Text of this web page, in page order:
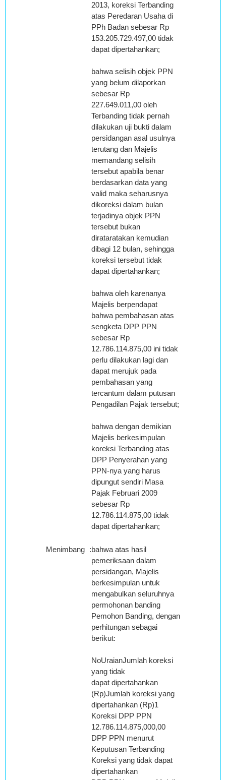
2013, koreksi Terbanding
atas Peredaran Usaha di
PPh Badan sebesar Rp
153.205.729.497,00 tidak
dapat dipertahankan;
bahwa selisih objek PPN
yang belum dilaporkan
sebesar Rp
227.649.011,00 oleh
Terbanding tidak pernah
dilakukan uji bukti dalam
persidangan asal usulnya
terutang dan Majelis
memandang selisih
tersebut apabila benar
berdasarkan data yang
valid maka seharusnya
dikoreksi dalam bulan
terjadinya objek PPN
tersebut bukan
dirataratakan kemudian
dibagi 12 bulan, sehingga
koreksi tersebut tidak
dapat dipertahankan;
bahwa oleh karenanya
Majelis berpendapat
bahwa pembahasan atas
sengketa DPP PPN
sebesar Rp
12.786.114.875,00 ini tidak
perlu dilakukan lagi dan
dapat merujuk pada
pembahasan yang
tercantum dalam putusan
Pengadilan Pajak tersebut;
bahwa dengan demikian
Majelis berkesimpulan
koreksi Terbanding atas
DPP Penyerahan yang
PPN-nya yang harus
dipungut sendiri Masa
Pajak Februari 2009
sebesar Rp
12.786.114.875,00 tidak
dapat dipertahankan;
Menimbang :bahwa atas hasil
pemeriksaan dalam
persidangan, Majelis
berkesimpulan untuk
mengabulkan seluruhnya
permohonan banding
Pemohon Banding, dengan
perhitungan sebagai
berikut:
NoUraianJumlah koreksi
yang tidak
dapat dipertahankan
(Rp)Jumlah koreksi yang
dipertahankan (Rp)1
Koreksi DPP PPN
12.786.114.875,000,00
DPP PPN menurut
Keputusan Terbanding
Koreksi yang tidak dapat
dipertahankan